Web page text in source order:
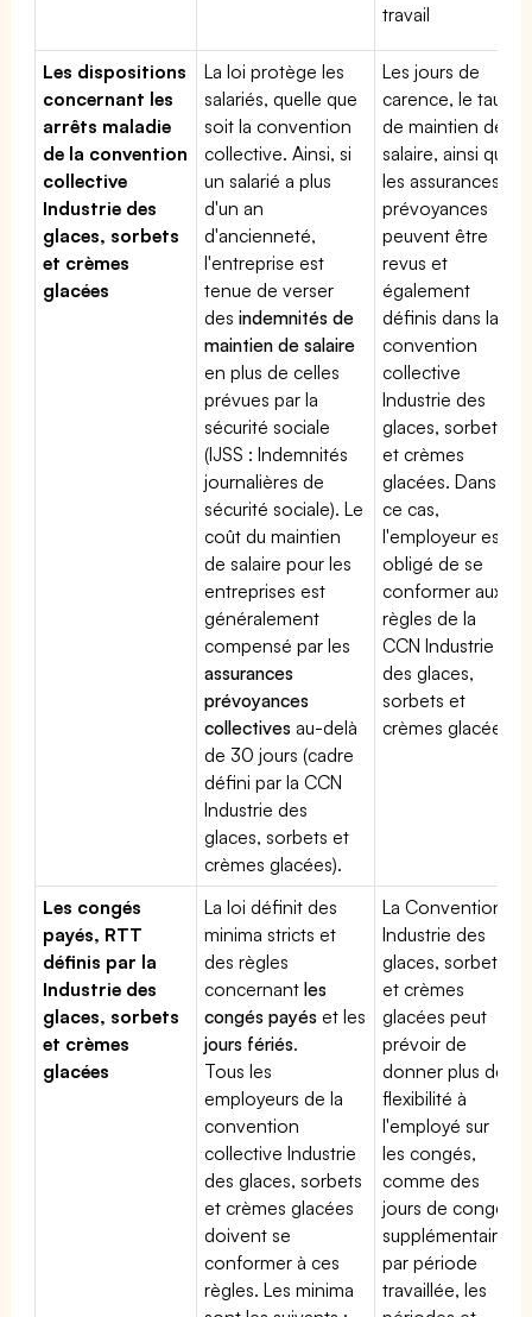
travail
Les dispositions
concernant les
arrêts maladie
de la convention
collective
Industrie des
glaces, sorbets
et crèmes
glacées
La loi protège les
salariés, quelle que
soit la convention
collective. Ainsi, si
un salarié a plus
d'un an
d'ancienneté,
l'entreprise est
tenue de verser
desindemnités de
maintien de salaire
en plus de celles
prévues par la
sécurité sociale
(IJSS : Indemnités
journalières de
sécurité sociale). Le
coût du maintien
de salaire pour les
entreprises est
généralement
compensé par les
assurances
prévoyances
collectives au-delà
de 30 jours (cadre
défini par la CCN
Industrie des
glaces, sorbets et
crèmes glacées).
Les jours de
carence, le taux
de maintien de
salaire, ainsi que
les assurances
prévoyances
peuvent être
revus et
également
définis dans la
convention
collective
Industrie des
glaces, sorbets
et crèmes
glacées. Dans
ce cas,
l'employeur est
obligé de se
conformer aux
règles de la
CCN Industrie
des glaces,
sorbets et
crèmes glacées
Les congés
payés, RTT
définis par la
Industrie des
glaces, sorbets
et crèmes
glacées
La loi définit des
minima stricts et
des règles
concernantles
congés payés et les
jours fériés.
Tous les
employeurs de la
convention
collective Industrie
des glaces, sorbets
et crèmes glacées
doivent se
conformer à ces
règles. Les minima
La Convention
Industrie des
glaces, sorbets
et crèmes
glacées peut
prévoir de
donner plus de
flexibilité à
l'employé sur
les congés,
comme des
jours de congé
supplémentaires
par période
travaillée, les